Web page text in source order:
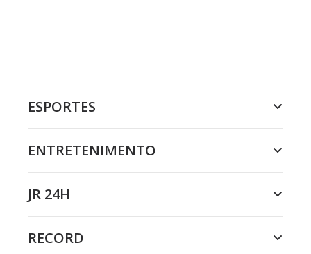
ESPORTES
ENTRETENIMENTO
JR 24H
RECORD